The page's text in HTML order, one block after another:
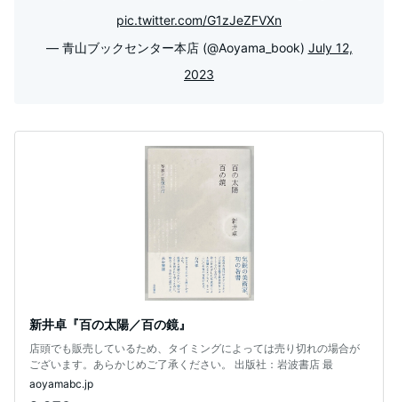
pic.twitter.com/G1zJeZFVXn
— 青山ブックセンター本店 (@Aoyama_book) July 12,
2023
新井卓『百の太陽／百の鏡』
店頭でも販売しているため、タイミングによっては売り切れの場合が
ございます。あらかじめご了承ください。 出版社：岩波書店 最
aoyamabc.jp